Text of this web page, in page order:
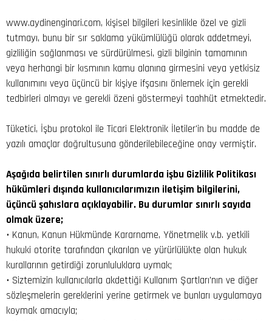
www.aydinenginari.com, kişisel bilgileri kesinlikle özel ve gizli
tutmayı, bunu bir sır saklama yükümlülüğü olarak addetmeyi,
gizliliğin sağlanması ve sürdürülmesi, gizli bilginin tamamının
veya herhangi bir kısmının kamu alanına girmesini veya yetkisiz
kullanımını veya üçüncü bir kişiye ifşasını önlemek için gerekli
tedbirleri almayı ve gerekli özeni göstermeyi taahhüt etmektedir.
Tüketici, İşbu protokol ile Ticari Elektronik İletiler'in bu madde de
yazılı amaçlar doğrultusuna gönderilebileceğine onay vermiştir.
Aşağıda belirtilen sınırlı durumlarda işbu Gizlilik Politikası
hükümleri dışında kullanıcılarımızın iletişim bilgilerini,
üçüncü şahıslara açıklayabilir. Bu durumlar sınırlı sayıda
olmak üzere;
• Kanun, Kanun Hükmünde Kararname, Yönetmelik v.b. yetkili
hukuki otorite tarafından çıkarılan ve yürürlülükte olan hukuk
kurallarının getirdiği zorunluluklara uymak;
• Siztemizin kullanıcılarla akdettiği Kullanım Şartları'nın ve diğer
sözleşmelerin gereklerini yerine getirmek ve bunları uygulamaya
koymak amacıyla;